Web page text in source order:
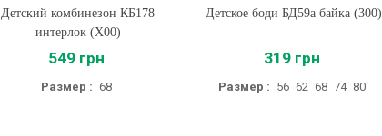
Купить
Детский комбинезон КБ178
интерлок (X00)
549 грн
Размер : 68
Купить
Детское боди БД59а байка (300)
319 грн
Размер : 56 62 68 74 80